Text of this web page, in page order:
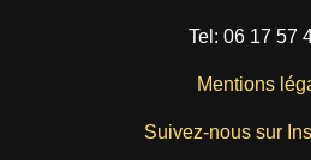
Tel: 06 17 57
Mentions
Suivez-nous sur